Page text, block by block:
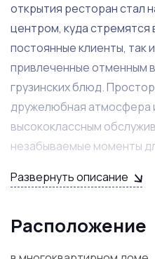
открытия ресторан стал
центром, куда стремятся
постоянные клиенты, так
привлеченные отменным
грузинских блюд.
дружелюбная атмосфера
высококлассным
незабываемые моменты
В ресторане работает
готовы продолжать
Развернуть описание
Расположение